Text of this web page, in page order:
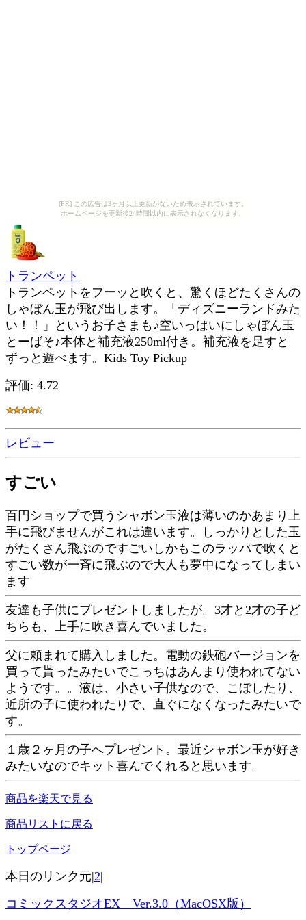
[PR] この広告は3ヶ月以上更新がないため表示されています。
ホームページを更新後24時間以内に表示されなくなります。
トランペット
トランペットをフーッと吹くと、驚くほどたくさんの
しゃぼん玉が飛び出します。「ディズニーランドみた
い！！」というお子さまも♪空いっぱいにしゃぼん玉
とーばそ♪本体と補充液250ml付き。補充液を足すと
ずっと遊べます。Kids Toy Pickup
評価: 4.72
レビュー
すごい
百円ショップで買うシャボン玉液は薄いのかあまり上
手に飛びませんがこれは違います。しっかりとした玉
がたくさん飛ぶのですごいしかもこのラッパで吹くと
すごい数が一斉に飛ぶので大人も夢中になってしまい
ます
友達も子供にプレゼントしましたが。3才と2才の子ど
ちらも、上手に吹き喜んでいました。
父に頼まれて購入しました。電動の鉄砲バージョンを
買って貰ったみたいでこっちはあんまり使われてない
ようです。。液は、小さい子供なので、こぼしたり、
近所の子に使われたりで、直ぐになくなったみたいで
す。
１歳２ヶ月の子へプレゼント。最近シャボン玉が好き
みたいなのでキット喜んでくれると思います。
商品を楽天で見る
商品リストに戻る
トップページ
本日のリンク元|2|
コミックスタジオEX Ver.3.0（MacOSX版）